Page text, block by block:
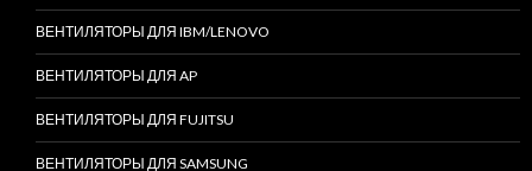
ВЕНТИЛЯТОРЫ ДЛЯ IBM/LENOVO
ВЕНТИЛЯТОРЫ ДЛЯ AP
ВЕНТИЛЯТОРЫ ДЛЯ FUJITSU
ВЕНТИЛЯТОРЫ ДЛЯ SAMSUNG